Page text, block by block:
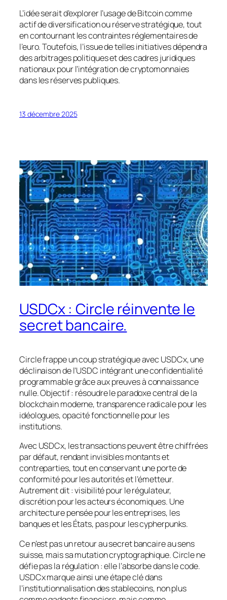
L’idée serait d’explorer l’usage de Bitcoin comme
actif de diversification ou réserve stratégique, tout
en contournant les contraintes réglementaires de
l’euro. Toutefois, l’issue de telles initiatives dépendra
des arbitrages politiques et des cadres juridiques
nationaux pour l’intégration de cryptomonnaies
dans les réserves publiques.
13 décembre 2025
USDCx : Circle réinvente le
secret bancaire.
Circle frappe un coup stratégique avec USDCx, une
déclinaison de l’USDC intégrant une confidentialité
programmable grâce aux preuves à connaissance
nulle. Objectif : résoudre le paradoxe central de la
blockchain moderne, transparence radicale pour les
idéologues, opacité fonctionnelle pour les
institutions.
Avec USDCx, les transactions peuvent être chiffrées
par défaut, rendant invisibles montants et
contreparties, tout en conservant une porte de
conformité pour les autorités et l’émetteur.
Autrement dit : visibilité pour le régulateur,
discrétion pour les acteurs économiques. Une
architecture pensée pour les entreprises, les
banques et les États, pas pour les cypherpunks.
Ce n’est pas un retour au secret bancaire au sens
suisse, mais sa mutation cryptographique. Circle ne
défie pas la régulation : elle l’absorbe dans le code.
USDCx marque ainsi une étape clé dans
l’institutionnalisation des stablecoins, non plus